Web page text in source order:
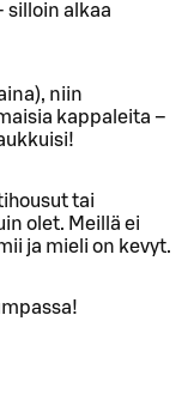
silloin alkaa
niin
kappaleita –
tai
olet. Meillä ei
ja mieli on kevyt.